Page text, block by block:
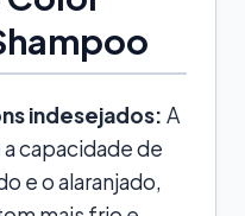
indesejados: A
capacidade de
e o alaranjado,